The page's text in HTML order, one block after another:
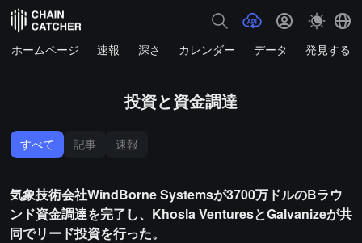
ホームページ 速報 深さ カレンダー データ 発見する
投資と資金調達
すべて 記事 速報
気象技術会社WindBorne Systemsが3700万ドルのBラウ
ンド資金調達を完了し、Khosla VenturesとGalvanizeが共
同でリード投資を行った。